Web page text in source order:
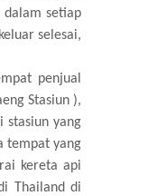
dalam setiap
selesai,
penjual
Stasiun ),
stasiun yang
tempat yang
kereta api
Thailand di